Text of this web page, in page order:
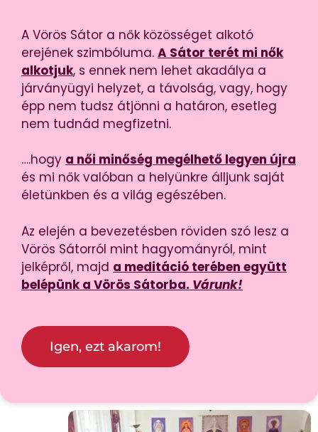
A Vörös Sátor a nők közösséget alkotó
erejének szimbóluma. A Sátor terét mi nők
alkotjuk, s ennek nem lehet akadálya a
járványügyi helyzet, a távolság, vagy, hogy
épp nem tudsz átjönni a határon, esetleg
nem tudnád megfizetni.
….hogy a női minőség megélhető legyen újra
és mi nők valóban a helyünkre álljunk saját
életünkben és a világ egészében.
Az elején a bevezetésben röviden szó lesz a
Vörös Sátorról mint hagyományról, mint
jelképről, majd a meditáció terében együtt
belépünk a Vörös Sátorba. Várunk!
Igen, ezt akarom!